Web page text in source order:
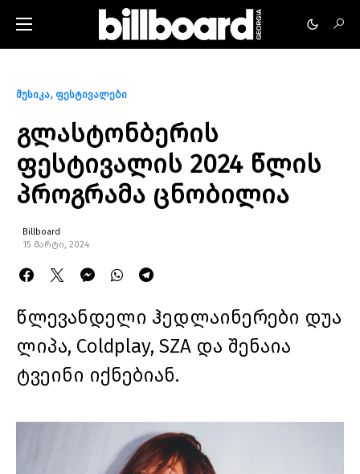
მუსიკა ფესტივალები
გლასტონბერის
ფესტივალის 2024 წლის
პროგრამა ცნობილია
Billboard
15 მარტი, 2024
წლევანდელი ჰედლაინერები დუა
ლიპა, Coldplay, SZA და შენაია
ტვეინი იქნებიან.